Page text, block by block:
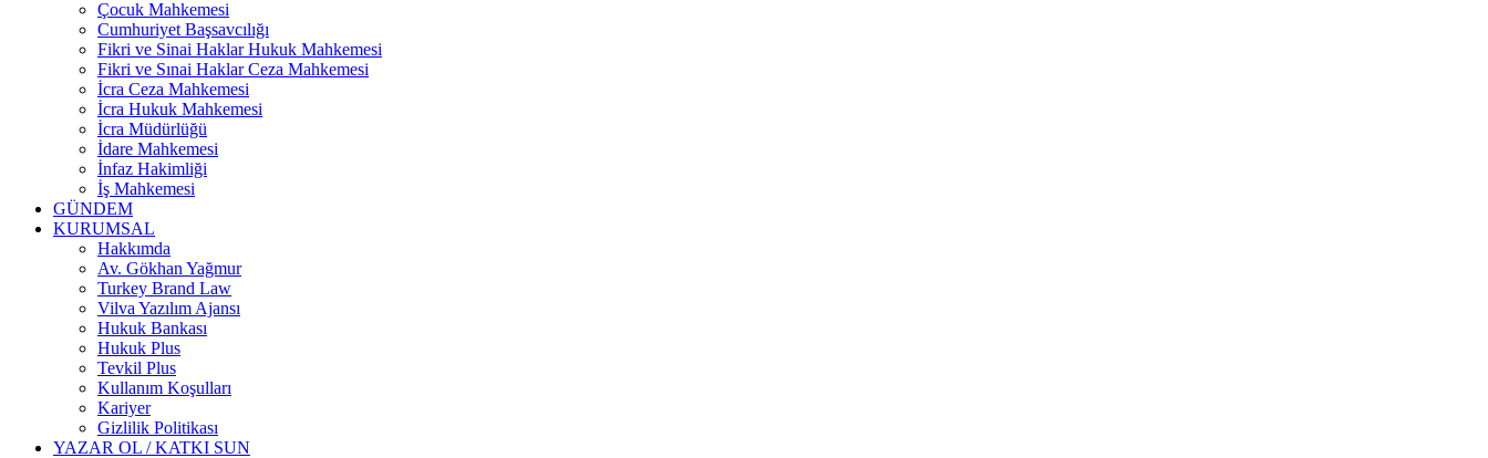
Çocuk Mahkemesi
Cumhuriyet Başsavcılığı
Fikri ve Sinai Haklar Hukuk Mahkemesi
Fikri ve Sınai Haklar Ceza Mahkemesi
İcra Ceza Mahkemesi
İcra Hukuk Mahkemesi
İcra Müdürlüğü
İdare Mahkemesi
İnfaz Hakimliği
İş Mahkemesi
GÜNDEM
KURUMSAL
Hakkımda
Av. Gökhan Yağmur
Turkey Brand Law
Vilva Yazılım Ajansı
Hukuk Bankası
Hukuk Plus
Tevkil Plus
Kullanım Koşulları
Kariyer
Gizlilik Politikası
YAZAR OL / KATKI SUN